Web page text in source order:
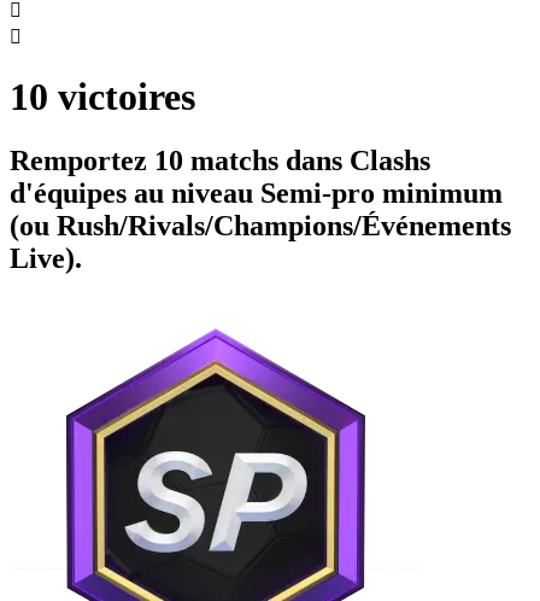


10 victoires
Remportez 10 matchs dans Clashs
d'équipes au niveau Semi-pro minimum
(ou Rush/Rivals/Champions/Événements
Live).